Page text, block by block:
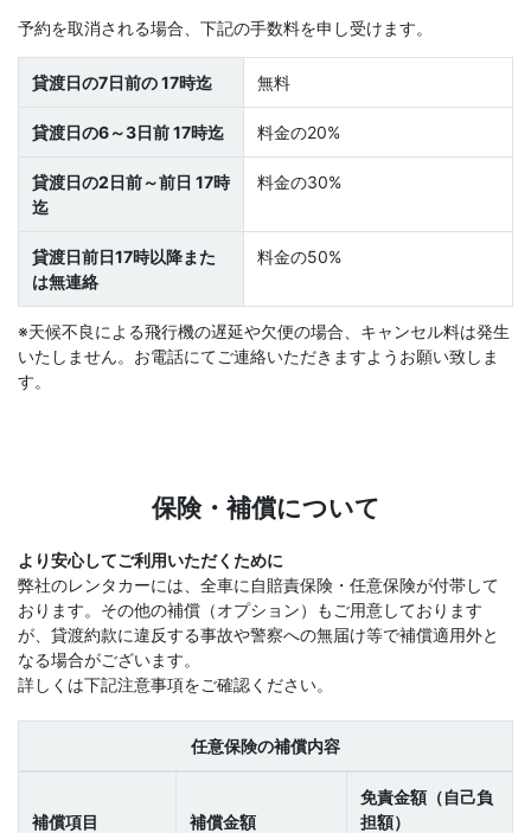
予約を取消される場合、下記の手数料を申し受けます。
貸渡日の7日前の 17時迄 無料
貸渡日の6～3日前 17時迄 料金の20%
貸渡日の2日前～前日 17時
迄
料金の30%
貸渡日前日17時以降また
は無連絡
料金の50%
※天候不良による飛行機の遅延や欠便の場合、キャンセル料は発生
いたしません。お電話にてご連絡いただきますようお願い致しま
す。
保険・補償について
より安心してご利用いただくために
弊社のレンタカーには、全車に自賠責保険・任意保険が付帯して
おります。その他の補償（オプション）もご用意しております
が、貸渡約款に違反する事故や警察への無届け等で補償適用外と
なる場合がございます。
詳しくは下記注意事項をご確認ください。
任意保険の補償内容
補償項目 補償金額
免責金額（自己負
担額）